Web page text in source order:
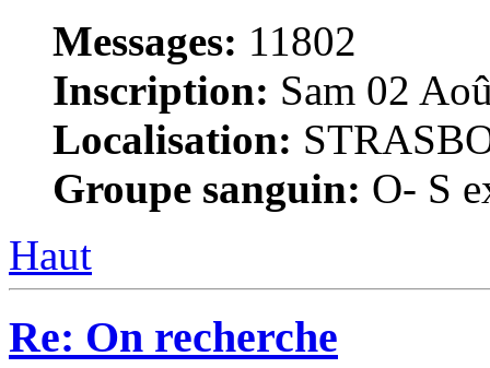
Messages: 11802
Inscription: Sam 02
Localisation:
Groupe sanguin: O- S
Haut
Re: On recherche